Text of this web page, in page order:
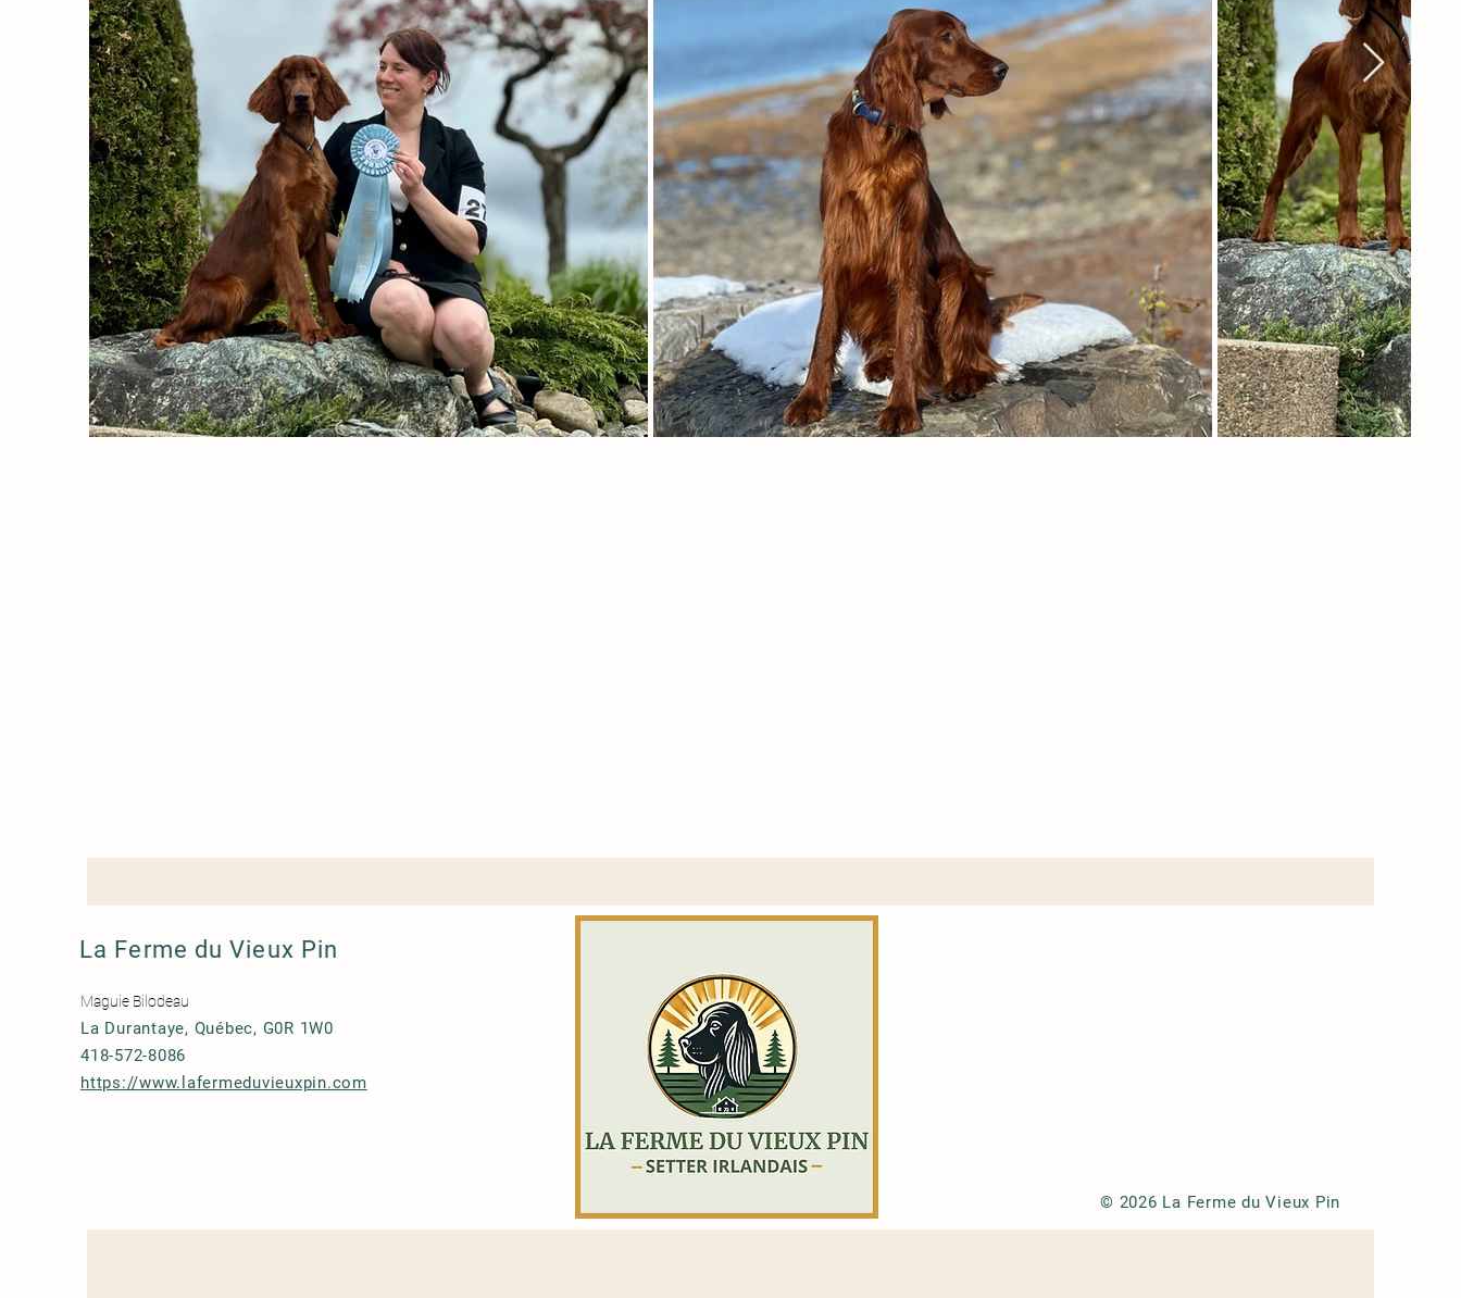
La Ferme du Vieux Pin
Maguie Bilodeau
La Durantaye, Québec, G0R 1W0
418-572-8086
https://www.lafermeduvieuxpin.com
© 2026 La Ferme du Vieux Pin